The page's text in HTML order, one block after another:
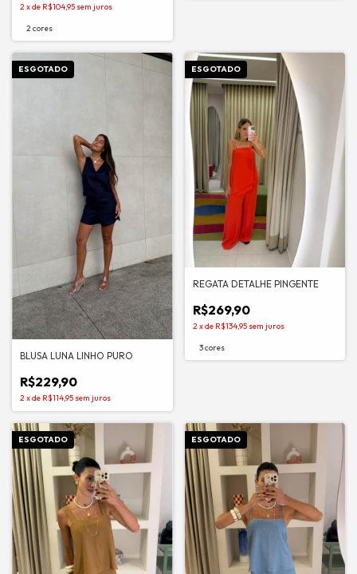
2xde R$104,95 sem juros
2 cores
ESGOTADO
BLUSA LUNA LINHO PURO
R$229,90
2xde R$114,95 sem juros
ESGOTADO
REGATA DETALHE PINGENTE
R$269,90
2xde R$134,95 sem juros
3 cores
ESGOTADO ESGOTADO